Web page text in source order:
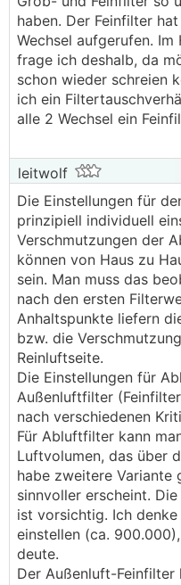
haben. Der Feinfilter
Wechsel aufgerufen.
frage ich deshalb, da
schon wieder schreien
ich ein
alle 2 Wechsel ein
leitwolf
Die Einstellungen für
prinzipiell individuell
Verschmutzungen der
können von Haus zu
sein. Man muss das
nach den ersten
Anhaltspunkte liefern
bzw. die
Reinluftseite.
Die Einstellungen für
Außenluftfilter
nach verschiedenen
Für Abluftfilter kann
Luftvolumen, das über
habe zweitere Variante
sinnvoller erscheint.
ist vorsichtig. Ich
einstellen (ca.
deute.
Der Außenluft-Feinfilter